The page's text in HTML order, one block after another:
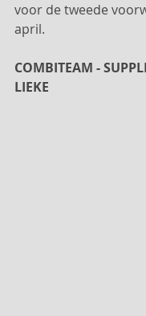
voor de tweede
april.
COMBITEAM -
LIEKE